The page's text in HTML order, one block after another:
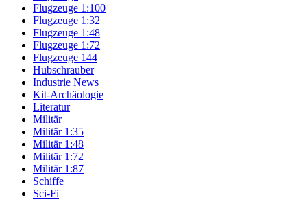
Flugzeuge 1:100
Flugzeuge 1:32
Flugzeuge 1:48
Flugzeuge 1:72
Flugzeuge 144
Hubschrauber
Industrie News
Kit-Archäologie
Literatur
Militär
Militär 1:35
Militär 1:48
Militär 1:72
Militär 1:87
Schiffe
Sci-Fi